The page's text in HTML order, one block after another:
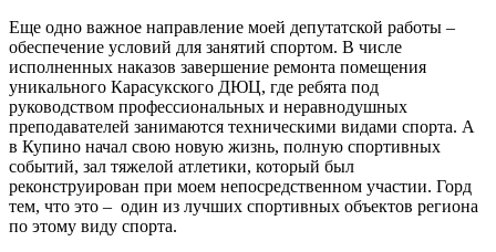
Еще одно важное направление моей депутатской работы –
обеспечение условий для занятий спортом. В числе
исполненных наказов завершение ремонта помещения
уникального Карасукского ДЮЦ, где ребята под
руководством профессиональных и неравнодушных
преподавателей занимаются техническими видами спорта. А
в Купино начал свою новую жизнь, полную спортивных
событий, зал тяжелой атлетики, который был
реконструирован при моем непосредственном участии. Горд
тем, что это – один из лучших спортивных объектов региона
по этому виду спорта.